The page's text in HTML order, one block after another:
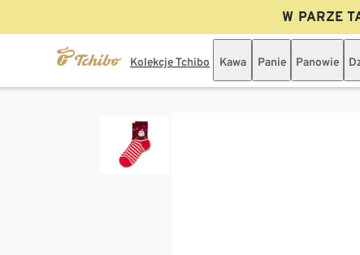
W PARZE
Kolekcje Tchibo Kawa Panie Panowie